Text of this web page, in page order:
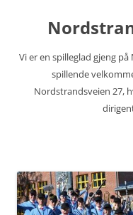
innhold
Vi er en spilleglad gjeng
spillende
Nordstrandsveien 27,